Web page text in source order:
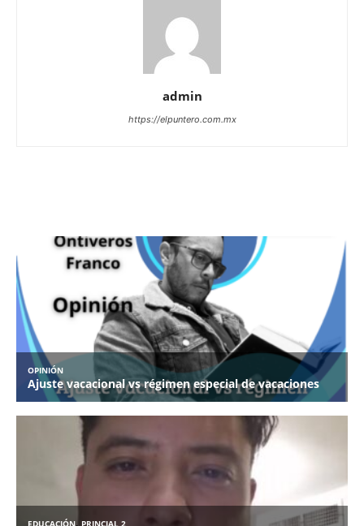
admin
https://elpuntero.com.mx